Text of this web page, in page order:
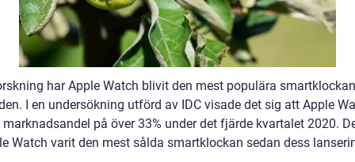
har Apple Watch blivit den mest populära
I en undersökning utförd av IDC visade det sig att Apple
marknadsandel på över 33% under det fjärde kvartalet 2020.
Watch varit den mest sålda smartklockan sedan dess